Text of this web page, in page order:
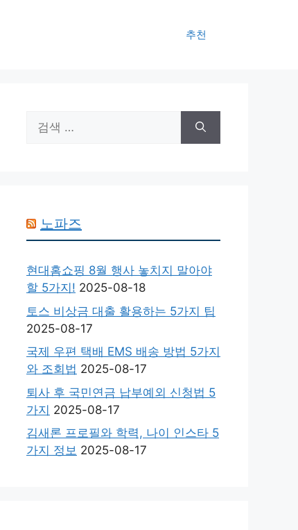
추천
색:
노파즈
현대홈쇼핑 8월 행사 놓치지 말아야
할 5가지! 2025-08-18
토스 비상금 대출 활용하는 5가지 팁
2025-08-17
국제 우편 택배 EMS 배송 방법 5가지
와 조회법 2025-08-17
퇴사 후 국민연금 납부예외 신청법 5
가지 2025-08-17
김새론 프로필와 학력, 나이 인스타 5
가지 정보 2025-08-17